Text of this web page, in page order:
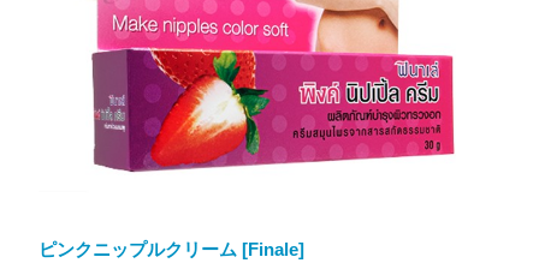
ピンクニップルクリーム [Finale]